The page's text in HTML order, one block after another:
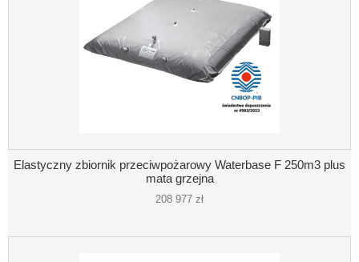
Elastyczny zbiornik przeciwpożarowy Waterbase F 250m3 plus
mata grzejna
208 977 zł